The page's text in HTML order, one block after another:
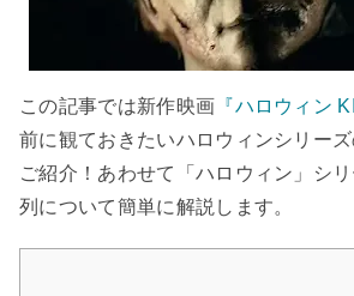
この記事では新作映画 『ハロウィン
前に観ておきたいハロウィンシリー
ご紹介！あわせて「ハロウィン」シ
列について簡単に解説します。